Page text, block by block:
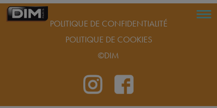
POLITIQUE DE CONFIDENTIALITÉ
POLITIQUE DE COOKIES
©DIM